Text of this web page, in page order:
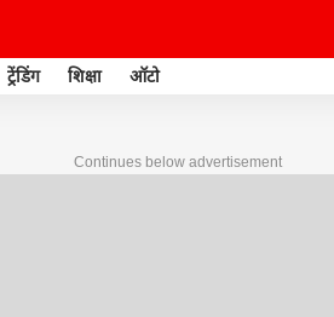
ट्रेंडिंग शिक्षा ऑटो
Continues below advertisement